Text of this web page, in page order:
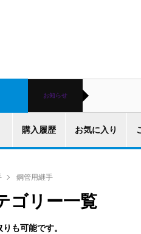
お知らせ
購入履歴 お気に入り
鋼管用継手
ゴリー一覧
も可能です。